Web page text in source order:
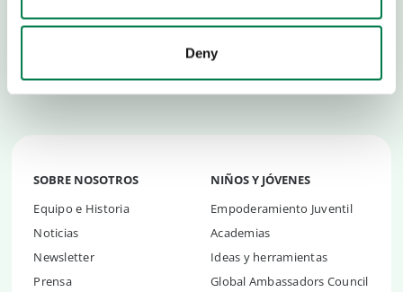
Deny
deben ser protegidos y somos parte del esfuerzo por
un billón de árboles más
SOBRE NOSOTROS
Equipo e Historia
Noticias
Newsletter
Prensa
NIÑOS Y JÓVENES
Empoderamiento Juventil
Academias
Ideas y herramientas
Global Ambassadors Council